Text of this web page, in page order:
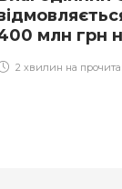
млн грн
2 хвилин на